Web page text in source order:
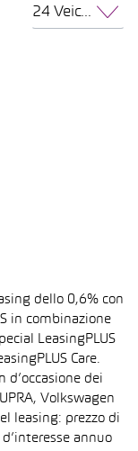
24 Veicoli per pagina
dello 0,6% con
in combinazione
LeasingPLUS
Care.
dei
Volkswagen
leasing: prezzo di
annuo